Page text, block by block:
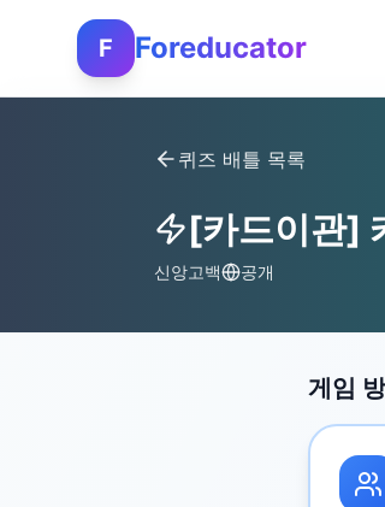
F Foreducator
퀴즈 배틀 목록
[카드이관]
신앙고백 공개
게임